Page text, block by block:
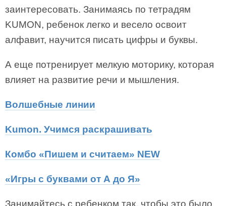
заинтересовать. Занимаясь по тетрадям
KUMON, ребенок легко и весело освоит
алфавит, научится писать цифры и буквы.
А еще потренирует мелкую моторику, которая
влияет на развитие речи и мышления.
Волшебные линии
Kumon. Учимся раскрашивать
Комбо «Пишем и считаем» NEW
«Игры с буквами от А до Я»
Занимайтесь с ребенком так, чтобы это было